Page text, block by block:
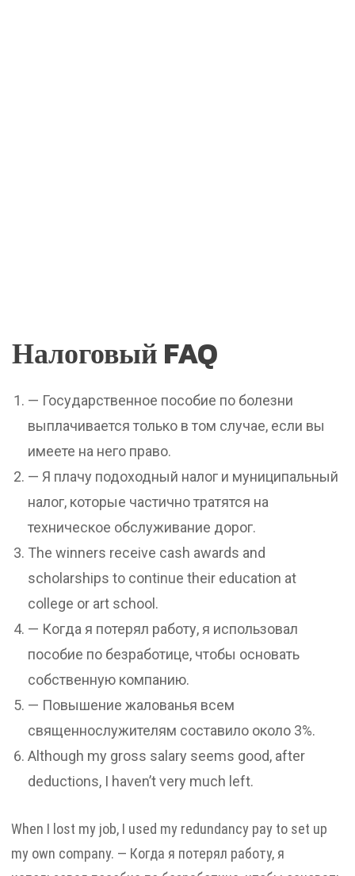
Налоговый FAQ
— Государственное пособие по болезни
выплачивается только в том случае, если вы
имеете на него право.
— Я плачу подоходный налог и муниципальный
налог, которые частично тратятся на
техническое обслуживание дорог.
The winners receive cash awards and
scholarships to continue their education at
college or art school.
— Когда я потерял работу, я использовал
пособие по безработице, чтобы основать
собственную компанию.
— Повышение жалованья всем
священнослужителям составило около 3%.
Although my gross salary seems good, after
deductions, I haven’t very much left.
When I lost my job, I used my redundancy pay to set up
my own company. — Когда я потерял работу, я